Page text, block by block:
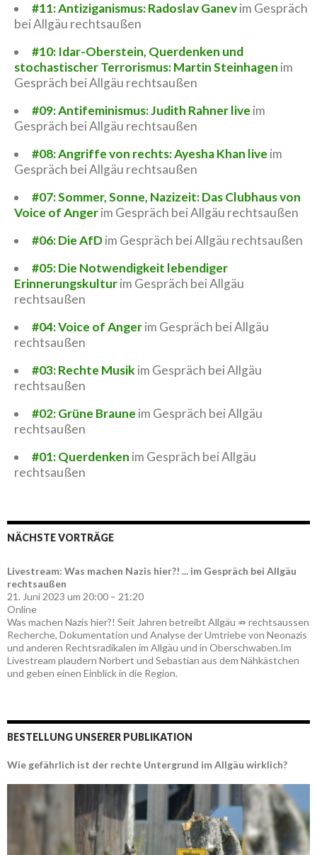
#11: Antiziganismus: Radoslav Ganevim Gespräch
bei Allgäu rechtsaußen
#10: Idar-Oberstein, Querdenken und
stochastischer Terrorismus: Martin Steinhagen im
Gespräch bei Allgäu rechtsaußen
#09: Antifeminismus: Judith Rahner live im
Gespräch bei Allgäu rechtsaußen
#08: Angriffe von rechts: Ayesha Khan live im
Gespräch bei Allgäu rechtsaußen
#07: Sommer, Sonne, Nazizeit: Das Clubhaus von
Voice of Angerim Gespräch bei Allgäu rechtsaußen
#06: Die AfDim Gespräch bei Allgäu rechtsaußen
#05: Die Notwendigkeit lebendiger
Erinnerungskulturim Gespräch bei Allgäu
rechtsaußen
#04: Voice of Angerim Gespräch bei Allgäu
rechtsaußen
#03: Rechte Musik im Gespräch bei Allgäu
rechtsaußen
#02: Grüne Braune im Gespräch bei Allgäu
rechtsaußen
#01: Querdenken im Gespräch bei Allgäu
rechtsaußen
NÄCHSTE VORTRÄGE
Livestream: Was machen Nazis hier?! ... im Gespräch bei Allgäu
rechtsaußen
21. Juni 2023 um 20:00 – 21:20
Online
Was machen Nazis hier?! Seit Jahren betreibt Allgäu ⇏ rechtsaussen
Recherche, Dokumentation und Analyse der Umtriebe von Neonazis
und anderen Rechtsradikalen im Allgäu und in Oberschwaben.Im
Livestream plaudern Norbert und Sebastian aus dem Nähkästchen
und geben einen Einblick in die Region.
BESTELLUNG UNSERER PUBLIKATION
Wie gefährlich ist der rechte Untergrund im Allgäu wirklich?